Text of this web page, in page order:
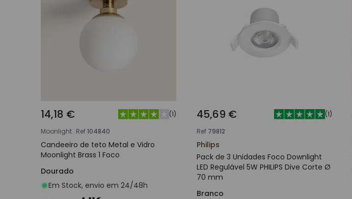
14,18 € (1)
Moonlight Ref104840
Candeeiro de teto Metal e Vidro
Moonlight Brass 1 Foco
Dourado
Em Stock, envio em 24/48h
45,69 € (1)
Ref 79812
Philips
Pack de 3 Unidades Foco Downlight
LED Regulável 5W PHILIPS Dive Corte Ø
70 mm
Branco